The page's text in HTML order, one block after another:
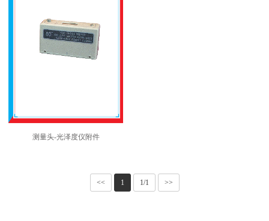
测量头-光泽度仪附件
<< 1 1/1 >>